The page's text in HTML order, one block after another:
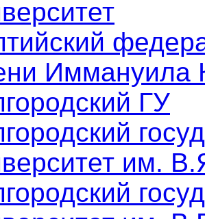
Иммануила
ГУ
им.